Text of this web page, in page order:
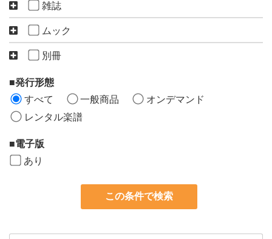
雑誌
ムック
別冊
発行形態
すべて
一般商品
オンデマンド
レンタル楽譜
電子版
あり
この条件で検索